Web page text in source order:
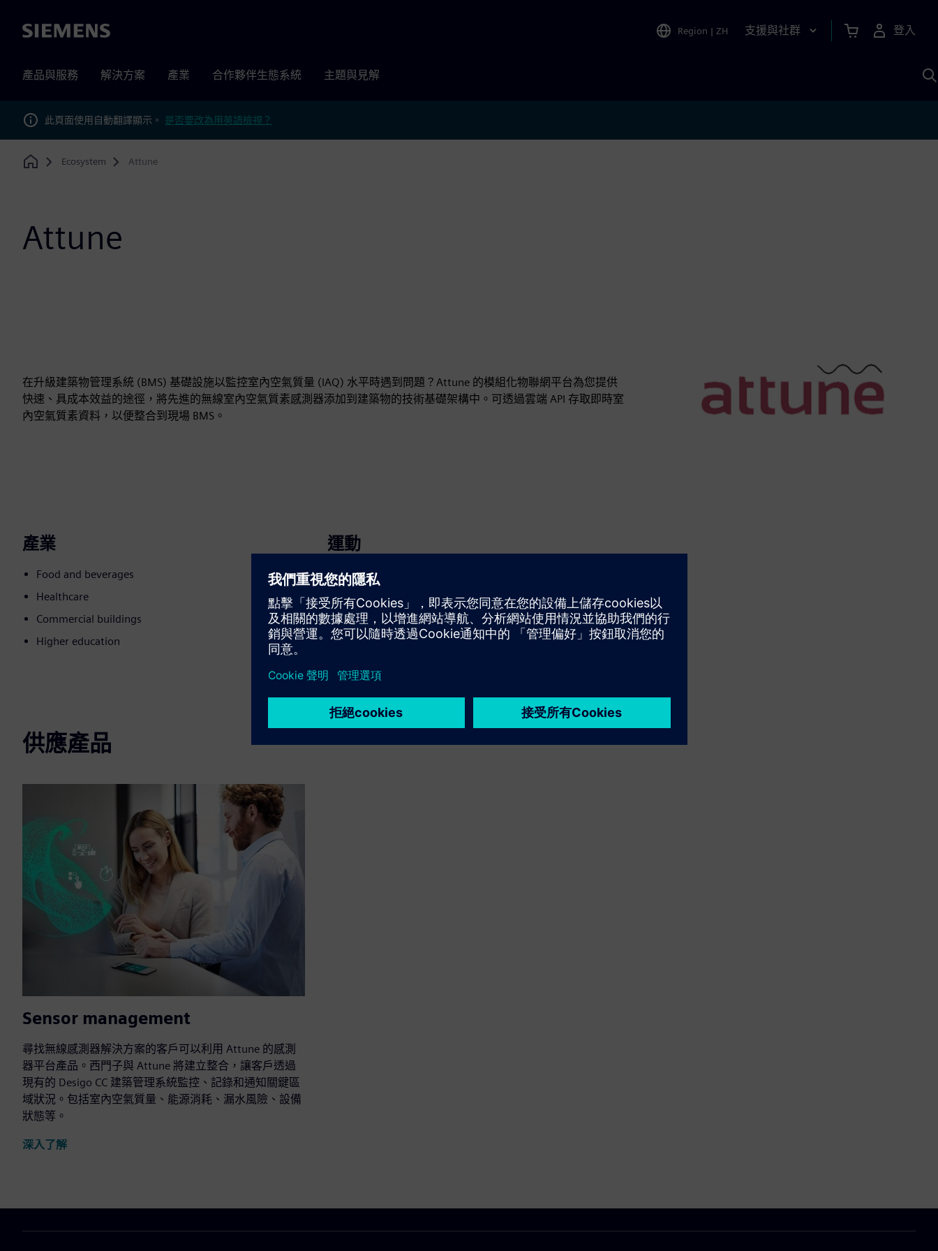
Siemens Region | ZH 支援與社群 登入
產品與服務 解決方案 產業 合作夥伴生態系統 主題與見解
此頁面使用自動翻譯顯示。 是否要改為用英語檢視？
Home
Ecosystem Attune
Attune
在升級建築物管理系統 (BMS) 基礎設施以監控室內空氣質量 (IAQ) 水平時遇到問題？Attune 的模組化物聯網平台為您提供
快速、具成本效益的途徑，將先進的無線室內空氣質素感測器添加到建築物的技術基礎架構中。可透過雲端 API 存取即時室
內空氣質素資料，以便整合到現場 BMS。
產業
Food and beverages
Healthcare
Commercial buildings
Higher education
運動
Build
決方案，或透過整合西門子 Xcelerator 產品和自有產品建
立全新客戶解決方案
供應產品
Sensor management
尋找無線感測器解決方案的客戶可以利用 Attune 的感測
器平台產品。西門子與 Attune 將建立整合，讓客戶透過
現有的 Desigo CC 建築管理系統監控、記錄和通知關鍵區
域狀況。包括室內空氣質量、能源消耗、漏水風險、設備
狀態等。
深入了解